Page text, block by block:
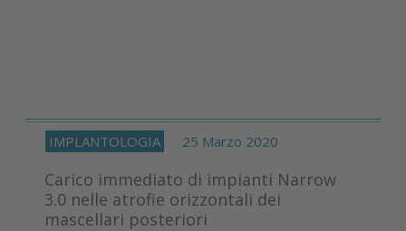
IMPLANTOLOGIA 25 Marzo 2020
Carico immediato di impianti Narrow
3.0 nelle atrofie orizzontali dei
mascellari posteriori